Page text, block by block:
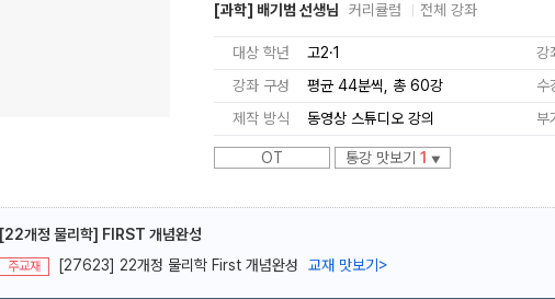
메가스터디
[과학] 배기범 선생님 커리큘럼 전체 강좌
대상 학년 고2·1
강
강좌 구성
평균 44분씩, 총 60강
수
제작 방식
동영상 스튜디오 강의 부
OT 통강 맛보기 1 ▼
[22개정 물리학] FIRST 개념완성
주교재 [27623] 22개정 물리학 First 개념완성 교재 맛보기 >